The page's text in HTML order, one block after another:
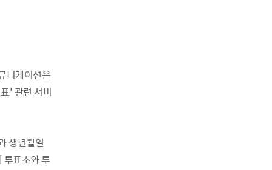
니케이션은
’ 관련 서비
생년월일
표소와 투